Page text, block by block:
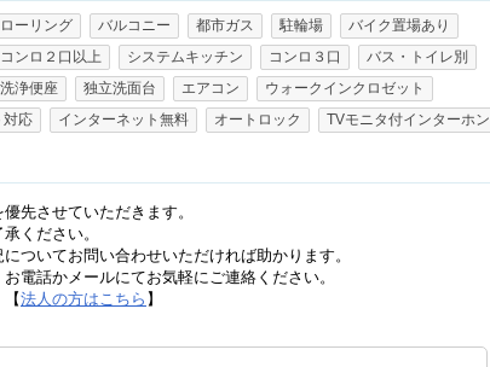
ーリング バルコニー 都市ガス 駐輪場
バイク置場あり
コンロ２口以上 システムキッチン コンロ３口
バス・トイレ別
浄便座 独立洗面台 エアコン
ウォークインクロゼット
対応 インターネット無料 オートロック
TVモニタ付インターホン
先させていただきます。
ください。
ついてお問い合わせいただければ助かります。
電話かメールにてお気軽にご連絡ください。
【法人の方はこちら 】